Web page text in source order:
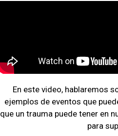
En este video, hablaremos
ejemplos de eventos que
que un trauma puede tener en
para